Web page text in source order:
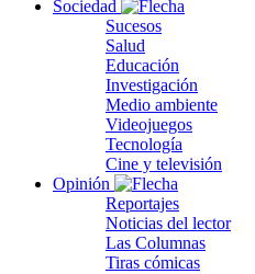
Sociedad
Sucesos
Salud
Educación
Investigación
Medio ambiente
Videojuegos
Tecnología
Cine y televisión
Opinión
Reportajes
Noticias del lector
Las Columnas
Tiras cómicas